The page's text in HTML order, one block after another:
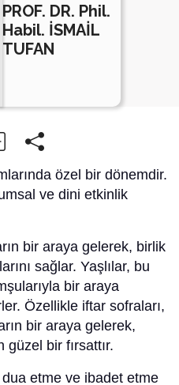
PROF. DR. Phil.
Habil. İSMAİL
TUFAN
özel bir dönemdir.
ve dini etkinlik
bir araya gelerek, birlik
sağlar. Yaşlılar, bu
bir araya
Özellikle iftar sofraları,
bir araya gelerek,
bir fırsattır.
etme ve ibadet etme